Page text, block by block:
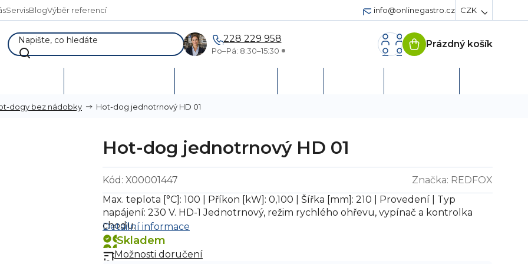
ServisBlogVýběr referencí info@onlinegastro.cz CZK
228 229 958
Po–Pá: 8:30–15:30
Nákupní
Prázdný košík
dogy bez nádobky Hot-dog jednotrnový HD 01
Hot-dog jednotrnový HD 01
Značka: REDFOX
Kód: X00001447
Skladem
Možnosti doručení
Max. teplota [°C]: 100 | Příkon [kW]: 0,100 | Šířka [mm]: 210 | Provedení | Typ
napájení: 230 V. HD-1 Jednotrnový, režim rychlého ohřevu, vypínač a kontrolka
chodu.
Detailní informace